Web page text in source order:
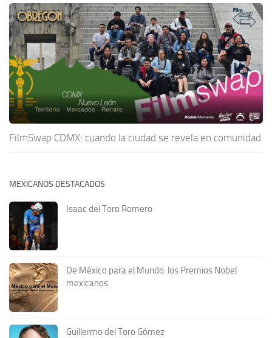
FilmSwap CDMX: cuando la ciudad se revela en comunidad
MEXICANOS DESTACADOS
Isaac del Toro Romero
De México para el Mundo: los Premios Nobel
mexicanos
Guillermo del Toro Gómez